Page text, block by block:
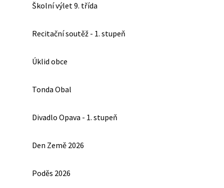
Školní výlet 9. třída
Recitační soutěž - 1. stupeň
Úklid obce
Tonda Obal
Divadlo Opava - 1. stupeň
Den Země 2026
Poděs 2026